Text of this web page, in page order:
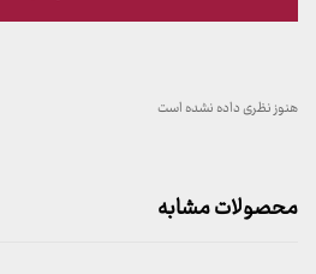
هنوز نظری داده نشده است
محصولات مشابه